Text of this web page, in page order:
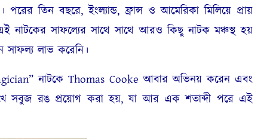
তিন বছরে, ইংল্যান্ড, ফ্রান্স ও আমেরিকা মিলিয়ে প্রায়
নাটকের সাফল্যের সাথে সাথে আরও কিছু নাটক মঞ্চস্থ হয়
সাফল্য লাভ করেনি।
নাটকে Thomas Cooke আবার অভিনয় করেন এবং
সবুজ রঙ প্রয়োগ করা হয়, যা আর এক শতাব্দী পরে এই